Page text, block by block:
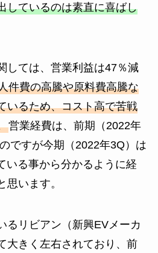
しているのは素直に喜ばし
しては、営業利益は47％減
件費の高騰や原料費高騰な
いるため、コスト高で苦戦
営業経費は、前期（2022年
ですが今期（2022年3Q）は
いる事から分かるように経
思います。
るリビアン（新興EVメーカ
大きく左右されており、前